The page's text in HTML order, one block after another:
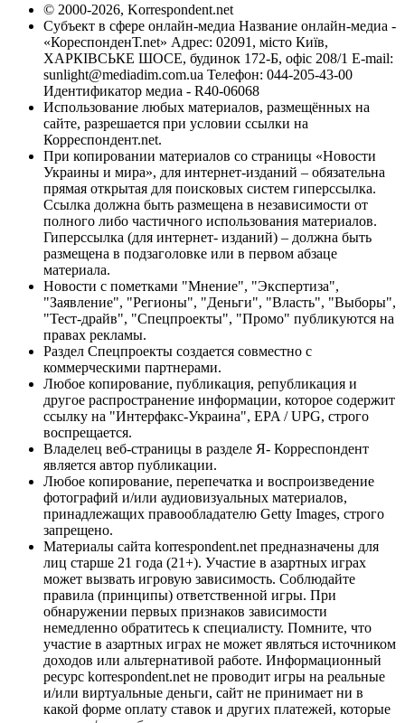
© 2000-2026, Korrespondent.net
Субъект в сфере онлайн-медиа Название онлайн-медиа -
«КореспонденТ.net» Адрес: 02091, місто Київ,
ХАРКІВСЬКЕ ШОСЕ, будинок 172-Б, офіс 208/1 E-mail:
sunlight@mediadim.com.ua Телефон: 044-205-43-00
Идентификатор медиа - R40-06068
Использование любых материалов, размещённых на
сайте, разрешается при условии ссылки на
Корреспондент.net.
При копировании материалов со страницы «Новости
Украины и мира», для интернет-изданий – обязательна
прямая открытая для поисковых систем гиперссылка.
Ссылка должна быть размещена в независимости от
полного либо частичного использования материалов.
Гиперссылка (для интернет- изданий) – должна быть
размещена в подзаголовке или в первом абзаце
материала.
Новости с пометками "Мнение", "Экспертиза",
"Заявление", "Регионы", "Деньги", "Власть", "Выборы",
"Тест-драйв", "Спецпроекты", "Промо" публикуются на
правах рекламы.
Раздел Спецпроекты создается совместно с
коммерческими партнерами.
Любое копирование, публикация, републикация и
другое распространение информации, которое содержит
ссылку на "Интерфакс-Украина", EPA / UPG, строго
воспрещается.
Владелец веб-страницы в разделе Я- Корреспондент
является автор публикации.
Любое копирование, перепечатка и воспроизведение
фотографий и/или аудиовизуальных материалов,
принадлежащих правообладателю Getty Images, строго
запрещено.
Материалы сайта korrespondent.net предназначены для
лиц старше 21 года (21+). Участие в азартных играх
может вызвать игровую зависимость. Соблюдайте
правила (принципы) ответственной игры. При
обнаружении первых признаков зависимости
немедленно обратитесь к специалисту. Помните, что
участие в азартных играх не может являться источником
доходов или альтернативой работе. Информационный
ресурс korrespondent.net не проводит игры на реальные
и/или виртуальные деньги, сайт не принимает ни в
какой форме оплату ставок и других платежей, которые